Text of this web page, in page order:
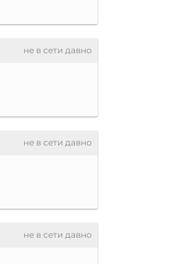
не в сети давно
не в сети давно
не в сети давно